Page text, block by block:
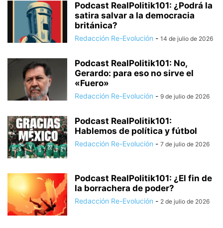
Podcast RealPolitik101: ¿Podrá la
satira salvar a la democracia
británica?
Redacción Re-Evolución - 14 de julio de 2026
Podcast RealPolitik101: No,
Gerardo: para eso no sirve el
«Fuero»
Redacción Re-Evolución - 9 de julio de 2026
Podcast RealPolitik101:
Hablemos de política y fútbol
Redacción Re-Evolución - 7 de julio de 2026
Podcast RealPolitik101: ¿El fin de
la borrachera de poder?
Redacción Re-Evolución - 2 de julio de 2026